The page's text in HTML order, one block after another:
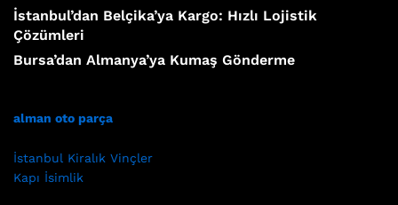
İstanbul’dan Belçika’ya Kargo: Hızlı Lojistik
Çözümleri
Bursa’dan Almanya’ya Kumaş Gönderme
alman oto parça
İstanbul Kiralık Vinçler
Kapı İsimlik